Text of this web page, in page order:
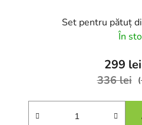
Set pentru pătuț
În
299 lei
336 lei